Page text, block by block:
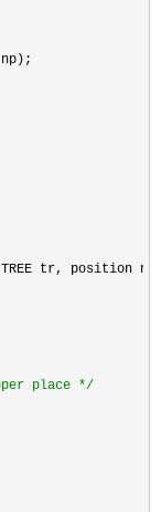
tr, position
place */